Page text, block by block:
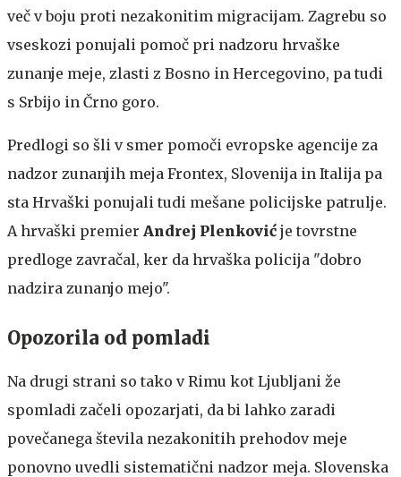
več v boju proti nezakonitim migracijam. Zagrebu so
vseskozi ponujali pomoč pri nadzoru hrvaške
zunanje meje, zlasti z Bosno in Hercegovino, pa tudi
s Srbijo in Črno goro.
Predlogi so šli v smer pomoči evropske agencije za
nadzor zunanjih meja Frontex, Slovenija in Italija pa
sta Hrvaški ponujali tudi mešane policijske patrulje.
A hrvaški premier Andrej Plenković je tovrstne
predloge zavračal, ker da hrvaška policija "dobro
nadzira zunanjo mejo".
Opozorila od pomladi
Na drugi strani so tako v Rimu kot Ljubljani že
spomladi začeli opozarjati, da bi lahko zaradi
povečanega števila nezakonitih prehodov meje
ponovno uvedli sistematični nadzor meja. Slovenska